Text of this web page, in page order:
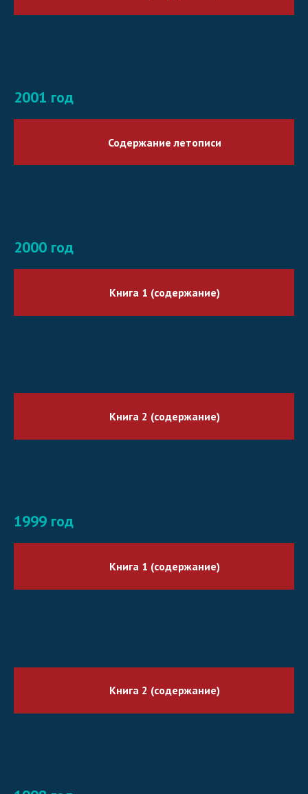
2001 год
Содержание летописи
2000 год
Книга 1 (содержание)
Книга 2 (содержание)
1999 год
Книга 1 (содержание)
Книга 2 (содержание)